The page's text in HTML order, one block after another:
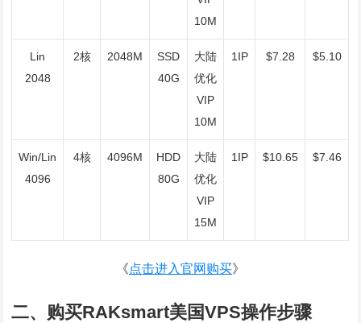
10M
Lin
2048
2核 2048M
SSD
40G
大陆
优化
VIP
10M
1IP $7.28 $5.10
Win/Lin
4096
4核 4096M
HDD
80G
大陆
优化
VIP
15M
1IP $10.65 $7.46
《点击进入官网购买》
二、购买RAKsmart美国VPS操作步骤